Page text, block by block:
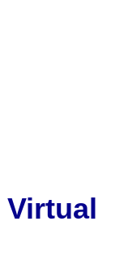
Virtual